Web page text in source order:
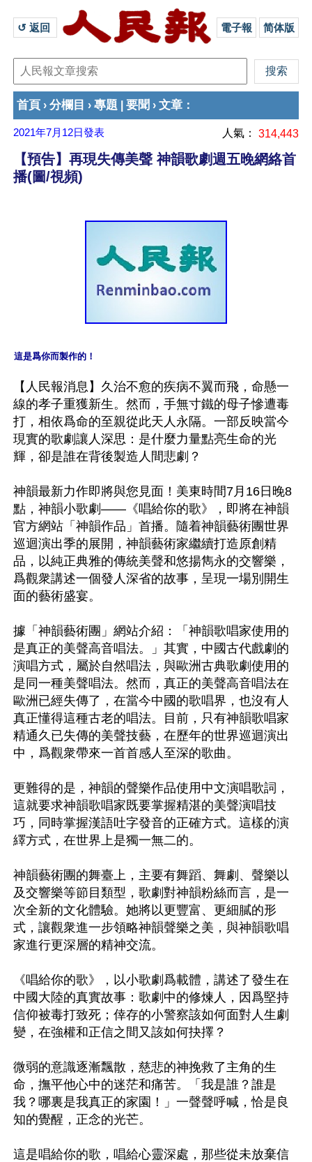
↺ 返回 電子報 简体版
首頁 › 分欄目 › 專題 要聞 › 文章 ：
2021年7月12日發表 人氣： 314,443
【預告】再現失傳美聲 神韻歌劇週五晚網絡首
播(圖/視頻)
這是爲你而製作的！
【人民報消息】久治不愈的疾病不翼而飛，命懸一
線的孝子重獲新生。然而，手無寸鐵的母子慘遭毒
打，相依爲命的至親從此天人永隔。一部反映當今
現實的歌劇讓人深思：是什麼力量點亮生命的光
輝，卻是誰在背後製造人間悲劇？
神韻最新力作即將與您見面！美東時間7月16日晚8
點，神韻小歌劇——《唱給你的歌》，即將在神韻
官方網站「神韻作品」首播。隨着神韻藝術團世界
巡迴演出季的展開，神韻藝術家繼續打造原創精
品，以純正典雅的傳統美聲和悠揚雋永的交響樂，
爲觀衆講述一個發人深省的故事，呈現一場別開生
面的藝術盛宴。
據「神韻藝術團」網站介紹：「神韻歌唱家使用的
是真正的美聲高音唱法。」其實，中國古代戲劇的
演唱方式，屬於自然唱法，與歐洲古典歌劇使用的
是同一種美聲唱法。然而，真正的美聲高音唱法在
歐洲已經失傳了，在當今中國的歌唱界，也沒有人
真正懂得這種古老的唱法。目前，只有神韻歌唱家
精通久已失傳的美聲技藝，在歷年的世界巡迴演出
中，爲觀衆帶來一首首感人至深的歌曲。
更難得的是，神韻的聲樂作品使用中文演唱歌詞，
這就要求神韻歌唱家既要掌握精湛的美聲演唱技
巧，同時掌握漢語吐字發音的正確方式。這樣的演
繹方式，在世界上是獨一無二的。
神韻藝術團的舞臺上，主要有舞蹈、舞劇、聲樂以
及交響樂等節目類型，歌劇對神韻粉絲而言，是一
次全新的文化體驗。她將以更豐富、更細膩的形
式，讓觀衆進一步領略神韻聲樂之美，與神韻歌唱
家進行更深層的精神交流。
《唱給你的歌》，以小歌劇爲載體，講述了發生在
中國大陸的真實故事：歌劇中的修煉人，因爲堅持
信仰被毒打致死；倖存的小警察該如何面對人生劇
變，在強權和正信之間又該如何抉擇？
微弱的意識逐漸飄散，慈悲的神挽救了主角的生
命，撫平他心中的迷茫和痛苦。「我是誰？誰是
我？哪裏是我真正的家園！」一聲聲呼喊，恰是良
知的覺醒，正念的光芒。
這是唱給你的歌，唱給心靈深處，那些從未放棄信